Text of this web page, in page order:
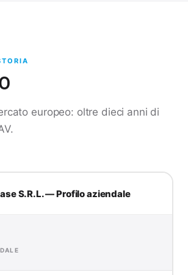
europeo: oltre dieci anni di
S.R.L. — Profilo aziendale